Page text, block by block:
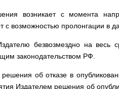
возникает с момента
с возможностью пролонгации в
безвозмездно на весь
законодательством РФ.
об отказе в
Издателем решения об